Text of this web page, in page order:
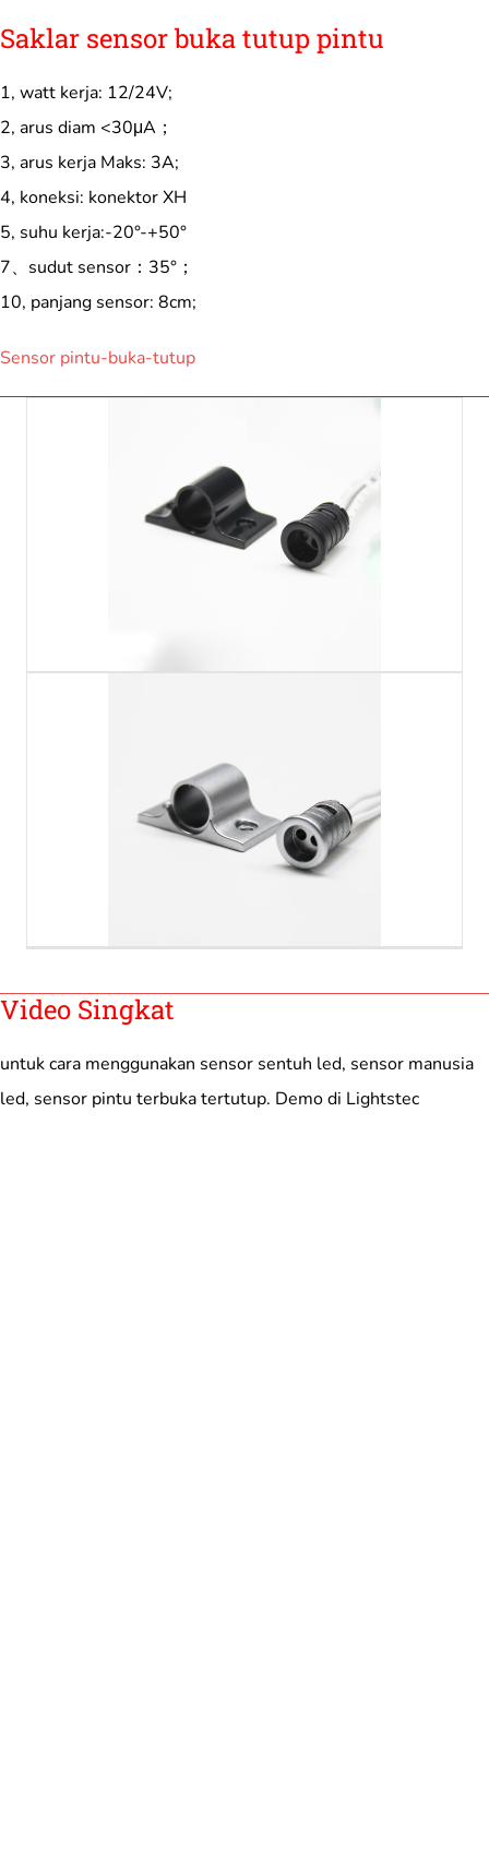
Saklar sensor buka tutup pintu
1, watt kerja: 12/24V;
2, arus diam <30μA；
3, arus kerja Maks: 3A;
4, koneksi: konektor XH
5, suhu kerja:-20°-+50°
7、sudut sensor：35°；
10, panjang sensor: 8cm;
Sensor pintu-buka-tutup
Video Singkat
untuk cara menggunakan sensor sentuh led, sensor manusia
led, sensor pintu terbuka tertutup. Demo di Lightstec